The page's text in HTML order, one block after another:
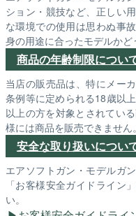
ション・競技など、正しい
な環境での使用は思わぬ事
身の用途に合ったモデルかど
商品の年齢制限につい
当店の販売品は、特にメー
条例等に定められる18歳以
以上の方を対象とされてい
様には商品を販売できません。
安全な取り扱いについ
エアソフトガン・モデルガ
「お客様安全ガイドライン
い。